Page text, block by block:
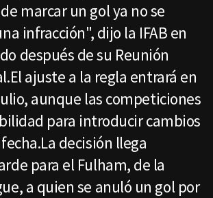
marcar un gol ya no se
infracción", dijo la IFAB en
después de su Reunión
ajuste a la regla entrará en
aunque las competiciones
para introducir cambios
decisión llega
para el Fulham, de la
a quien se anuló un gol por